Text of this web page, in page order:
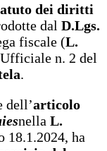
dei diritti
dal D.Lgs.
fiscale (L.
n. 2 del
.
dell’articolo
nella L.
18.1.2024, ha